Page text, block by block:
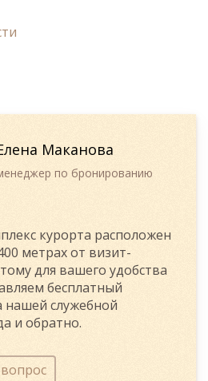
Маканова
по бронированию
курорта расположен
метрах от визит-
для вашего удобства
бесплатный
нашей служебной
и обратно.